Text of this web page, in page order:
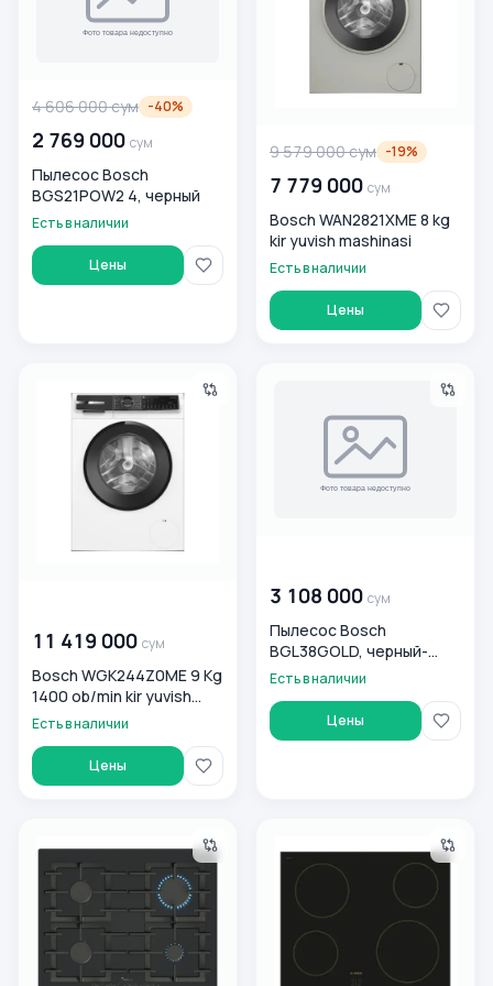
4 606 000сум -40%
2 769 000 сум
Пылесос Bosch
BGS21POW2 4, черный
Есть в наличии
Цены
9 579 000сум -19%
7 779 000 сум
Bosch WAN2821XME 8 kg
kir yuvish mashinasi
Есть в наличии
Цены
11 419 000 сум
Bosch WGK244Z0ME 9 Kg
1400 ob/min kir yuvish
mashinasi
Есть в наличии
Цены
3 108 000 сум
Пылесос Bosch
BGL38GOLD, черный-
золотистый
Есть в наличии
Цены